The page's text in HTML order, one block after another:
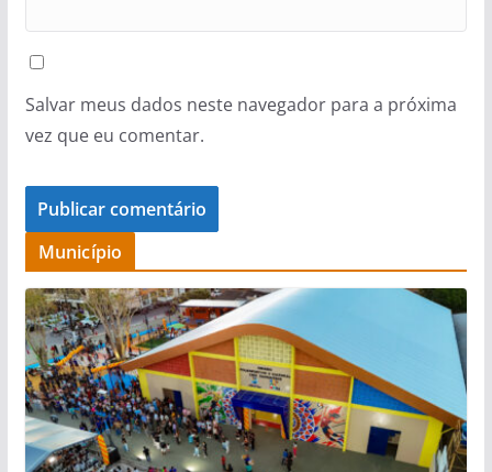
Salvar meus dados neste navegador para a próxima
vez que eu comentar.
Município